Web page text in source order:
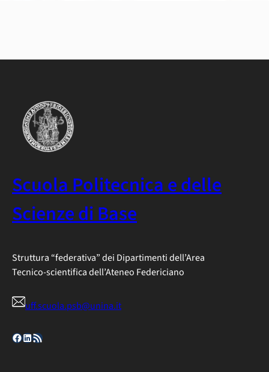
Scuola Politecnica e delle
Scienze di Base
Struttura “federativa” dei Dipartimenti dell’Area
Tecnico-scientifica dell’Ateneo Federiciano
uff.scuola.psb@unina.it
Facebook LinkedIn Feed RSS